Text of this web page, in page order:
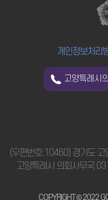
개인정보처리
고양특례시
(우편번호:10460) 경기도
고양특례시 의회사무국
COPYRIGHT © 2022